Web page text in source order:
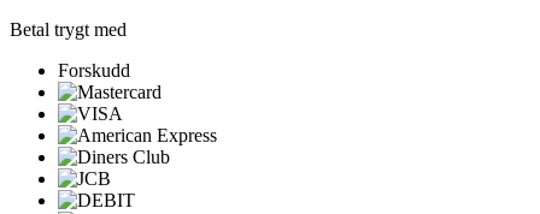
Betal trygt med
Forskudd